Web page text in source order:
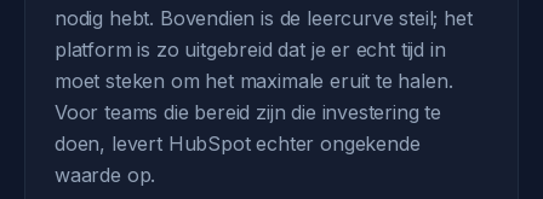
nodig hebt. Bovendien is de leercurve steil; het
platform is zo uitgebreid dat je er echt tijd in
moet steken om het maximale eruit te halen.
Voor teams die bereid zijn die investering te
doen, levert HubSpot echter ongekende
waarde op.